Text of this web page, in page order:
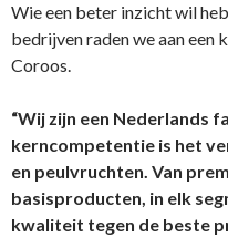
Wie een beter inzicht wil
bedrijven raden we aan een
Coroos.
“Wij zijn een Nederlands
kerncompetentie is het
en peulvruchten. Van
basisproducten, in elk
kwaliteit tegen de beste